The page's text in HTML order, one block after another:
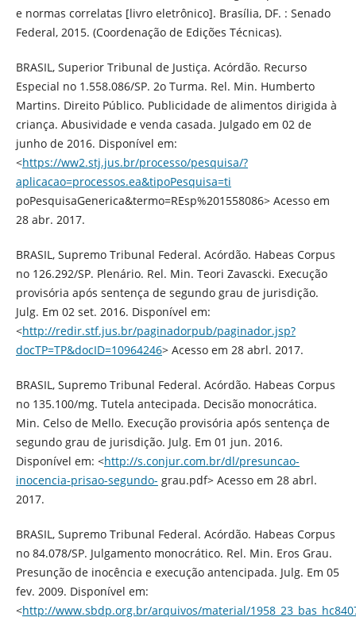
e normas correlatas [livro eletrônico]. Brasília, DF. : Senado
Federal, 2015. (Coordenação de Edições Técnicas).
BRASIL, Superior Tribunal de Justiça. Acórdão. Recurso
Especial no 1.558.086/SP. 2o Turma. Rel. Min. Humberto
Martins. Direito Público. Publicidade de alimentos dirigida à
criança. Abusividade e venda casada. Julgado em 02 de
junho de 2016. Disponível em:
<https://ww2.stj.jus.br/processo/pesquisa/?
aplicacao=processos.ea&tipoPesquisa=ti
poPesquisaGenerica&termo=REsp%201558086> Acesso em
28 abr. 2017.
BRASIL, Supremo Tribunal Federal. Acórdão. Habeas Corpus
no 126.292/SP. Plenário. Rel. Min. Teori Zavascki. Execução
provisória após sentença de segundo grau de jurisdição.
Julg. Em 02 set. 2016. Disponível em:
<http://redir.stf.jus.br/paginadorpub/paginador.jsp?
docTP=TP&docID=10964246> Acesso em 28 abrl. 2017.
BRASIL, Supremo Tribunal Federal. Acórdão. Habeas Corpus
no 135.100/mg. Tutela antecipada. Decisão monocrática.
Min. Celso de Mello. Execução provisória após sentença de
segundo grau de jurisdição. Julg. Em 01 jun. 2016.
Disponível em: <http://s.conjur.com.br/dl/presuncao-
inocencia-prisao-segundo- grau.pdf> Acesso em 28 abrl.
2017.
BRASIL, Supremo Tribunal Federal. Acórdão. Habeas Corpus
no 84.078/SP. Julgamento monocrático. Rel. Min. Eros Grau.
Presunção de inocência e execução antencipada. Julg. Em 05
fev. 2009. Disponível em:
<http://www.sbdp.org.br/arquivos/material/